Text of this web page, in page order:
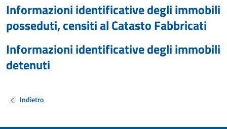
Informazioni identificative degli immobili
posseduti, censiti al Catasto Fabbricati
Informazioni identificative degli immobili
detenuti
Indietro